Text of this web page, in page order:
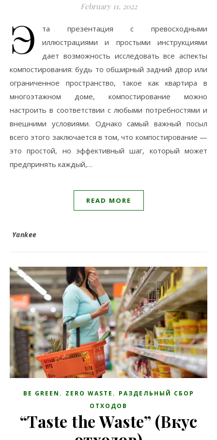
February 11, 2022
Э
та презентация с превосходными
иллюстрациями и простыми инструкциями
дает возможность исследовать все аспекты
компостирования: будь то обширный задний двор или
ограниченное пространство, такое как квартира в
многоэтажном доме, компостирование можно
настроить в соответствии с любыми потребностями и
внешними условиями. Однако самый важный посыл
всего этого заключается в том, что компостирование —
это простой, но эффективный шаг, который может
предпринять каждый,…
READ MORE
Yankee
BE GREEN , ZERO WASTE , РАЗДЕЛЬНЫЙ СБОР
ОТХОДОВ
“Taste the Waste” (Вкус